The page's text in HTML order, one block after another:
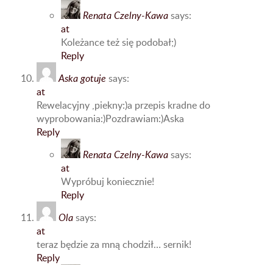
Renata Czelny-Kawasays:
at
Koleżance też się podobał;)
Reply
Aska gotuje says:
at
Rewelacyjny ,piekny:)a przepis kradne do
wyprobowania:)Pozdrawiam:)Aska
Reply
Renata Czelny-Kawasays:
at
Wypróbuj koniecznie!
Reply
Olasays:
at
teraz będzie za mną chodził… sernik!
Reply